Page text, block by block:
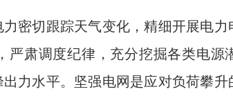
切跟踪天气变化，精细开展电力
严肃调度纪律，充分挖掘各类电源
力水平。坚强电网是应对负荷攀